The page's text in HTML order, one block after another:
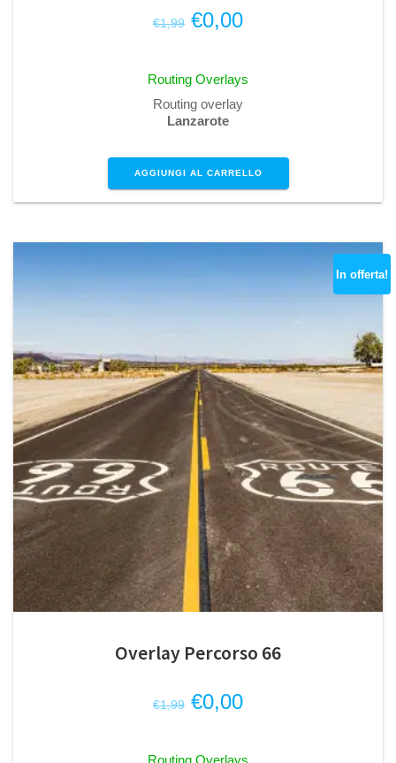
€1,99 Il
originale
era:
€1,99.
€0,00Il
Routing Overlays
Routing overlay
Lanzarote
AGGIUNGI AL CARRELLO
In offerta!
Overlay Percorso 66
€1,99 Il
originale
€0,00Il